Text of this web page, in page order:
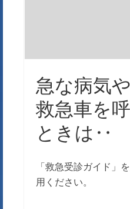
急な病気
救急車を
ときは‥
「救急受診ガイド」
用ください。